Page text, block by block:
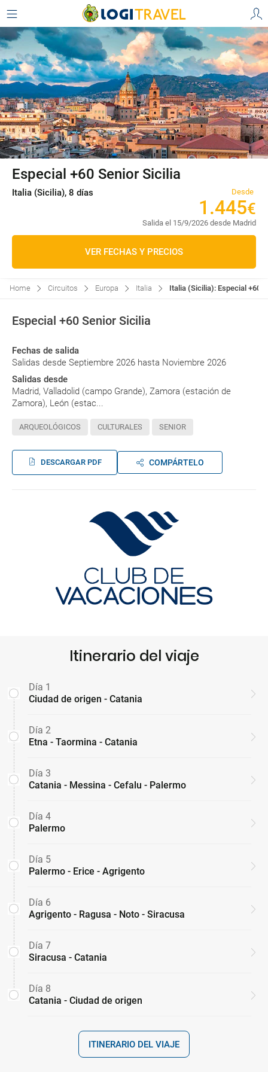
Especial +60 Senior Sicilia
Italia (Sicilia), 8 días Desde
1 .445€
Salida el 15/9/2026 desde Madrid
VER FECHAS Y PRECIOS
Home Circuitos Europa Italia Italia (Sicilia): Especial +60
Especial +60 Senior Sicilia
Fechas de salida
Salidas desde Septiembre 2026 hasta Noviembre 2026
Salidas desde
Madrid, Valladolid (campo Grande), Zamora (estación de
Zamora), León (estac...
ARQUEOLÓGICOS CULTURALES SENIOR
DESCARGAR PDF COMPÁRTELO
Itinerario del viaje
Día 1
Ciudad de origen - Catania
Día 2
Etna - Taormina - Catania
Día 3
Catania - Messina - Cefalu - Palermo
Día 4
Palermo
Día 5
Palermo - Erice - Agrigento
Día 6
Agrigento - Ragusa - Noto - Siracusa
Día 7
Siracusa - Catania
Día 8
Catania - Ciudad de origen
ITINERARIO DEL VIAJE